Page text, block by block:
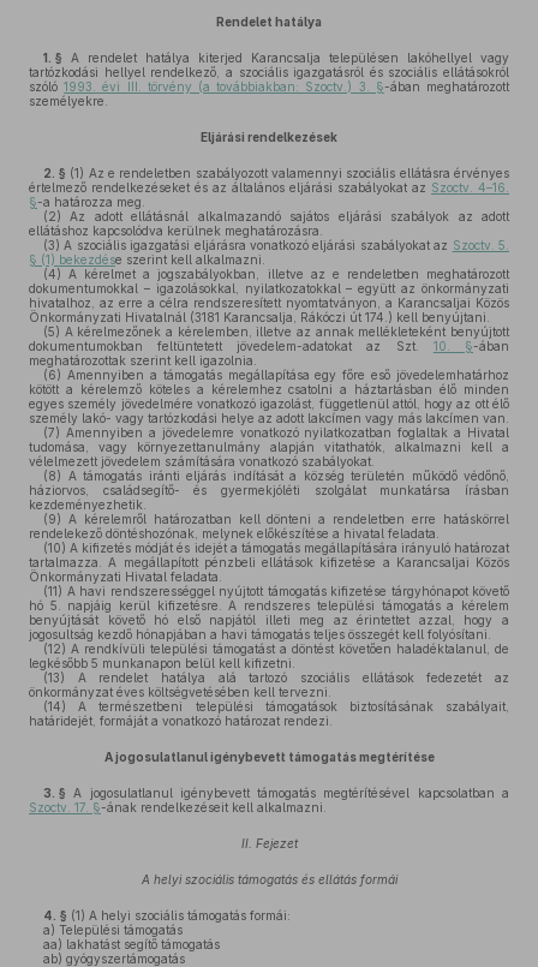
Rendelet hatálya
1. § A rendelet hatálya kiterjed Karancsalja településen lakóhellyel vagy
tartózkodási hellyel rendelkező, a szociális igazgatásról és szociális ellátásokról
szóló1993. évi III. törvény (a továbbiakban: Szoctv.) 3. §-ában meghatározott
személyekre.
Eljárási rendelkezések
2. § (1) Az e rendeletben szabályozott valamennyi szociális ellátásra érvényes
értelmező rendelkezéseket és az általános eljárási szabályokat az Szoctv. 4–16.
§-a határozza meg.
(2) Az adott ellátásnál alkalmazandó sajátos eljárási szabályok az adott
ellátáshoz kapcsolódva kerülnek meghatározásra.
(3) A szociális igazgatási eljárásra vonatkozó eljárási szabályokat az Szoctv. 5.
§ (1) bekezdése szerint kell alkalmazni.
(4) A kérelmet a jogszabályokban, illetve az e rendeletben meghatározott
dokumentumokkal – igazolásokkal, nyilatkozatokkal – együtt az önkormányzati
hivatalhoz, az erre a célra rendszeresített nyomtatványon, a Karancsaljai Közös
Önkormányzati Hivatalnál (3181 Karancsalja, Rákóczi út 174.) kell benyújtani.
(5) A kérelmezőnek a kérelemben, illetve az annak mellékleteként benyújtott
dokumentumokban feltüntetett jövedelem-adatokat az Szt. 10. §-ában
meghatározottak szerint kell igazolnia.
(6) Amennyiben a támogatás megállapítása egy főre eső jövedelemhatárhoz
kötött a kérelemző köteles a kérelemhez csatolni a háztartásban élő minden
egyes személy jövedelmére vonatkozó igazolást, függetlenül attól, hogy az ott élő
személy lakó- vagy tartózkodási helye az adott lakcímen vagy más lakcímen van.
(7) Amennyiben a jövedelemre vonatkozó nyilatkozatban foglaltak a Hivatal
tudomása, vagy környezettanulmány alapján vitathatók, alkalmazni kell a
vélelmezett jövedelem számítására vonatkozó szabályokat.
(8) A támogatás iránti eljárás indítását a község területén működő védőnő,
háziorvos, családsegítő- és gyermekjóléti szolgálat munkatársa írásban
kezdeményezhetik.
(9) A kérelemről határozatban kell dönteni a rendeletben erre hatáskörrel
rendelekező döntéshozónak, melynek előkészítése a hivatal feladata.
(10) A kifizetés módját és idejét a támogatás megállapítására irányuló határozat
tartalmazza. A megállapított pénzbeli ellátások kifizetése a Karancsaljai Közös
Önkormányzati Hivatal feladata.
(11) A havi rendszerességgel nyújtott támogatás kifizetése tárgyhónapot követő
hó 5. napjáig kerül kifizetésre. A rendszeres települési támogatás a kérelem
benyújtását követő hó első napjától illeti meg az érintettet azzal, hogy a
jogosultság kezdő hónapjában a havi támogatás teljes összegét kell folyósítani.
(12) A rendkívüli települési támogatást a döntést követően haladéktalanul, de
legkésőbb 5 munkanapon belül kell kifizetni.
(13) A rendelet hatálya alá tartozó szociális ellátások fedezetét az
önkormányzat éves költségvetésében kell tervezni.
(14) A természetbeni települési támogatások biztosításának szabályait,
határidejét, formáját a vonatkozó határozat rendezi.
A jogosulatlanul igénybevett támogatás megtérítése
3. § A jogosulatlanul igénybevett támogatás megtérítésével kapcsolatban a
Szoctv. 17. §-ának rendelkezéseit kell alkalmazni.
II. Fejezet
A helyi szociális támogatás és ellátás formái
4. § (1) A helyi szociális támogatás formái:
a) Települési támogatás
aa) lakhatást segítő támogatás
ab) gyógyszertámogatás